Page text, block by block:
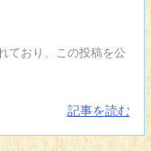
ており、この投稿を公
記事を読む